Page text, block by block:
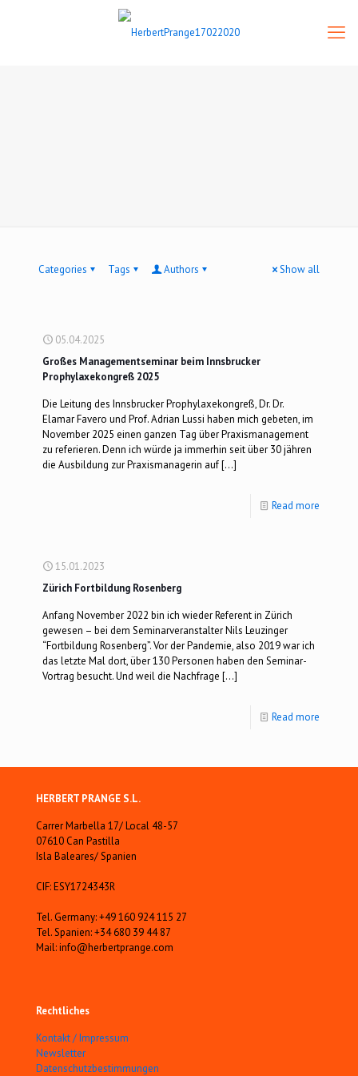
Categories Tags Authors Show all
05.04.2025
Großes Managementseminar beim Innsbrucker
Prophylaxekongreß 2025
Die Leitung des Innsbrucker Prophylaxekongreß, Dr. Dr.
Elamar Favero und Prof. Adrian Lussi haben mich gebeten, im
November 2025 einen ganzen Tag über Praxismanagement
zu referieren. Denn ich würde ja immerhin seit über 30 jähren
die Ausbildung zur Praxismanagerin auf[…]
Read more
15.01.2023
Zürich Fortbildung Rosenberg
Anfang November 2022 bin ich wieder Referent in Zürich
gewesen – bei dem Seminarveranstalter Nils Leuzinger
“Fortbildung Rosenberg”. Vor der Pandemie, also 2019 war ich
das letzte Mal dort, über 130 Personen haben den Seminar-
Vortrag besucht. Und weil die Nachfrage […]
Read more
HERBERT PRANGE S.L.
Carrer Marbella 17/ Local 48-57
07610 Can Pastilla
Isla Baleares/ Spanien
CIF: ESY1724343R
Tel. Germany: +49 160 924 115 27
Tel. Spanien: +34 680 39 44 87
Mail: info@herbertprange.com
Rechtliches
Kontakt / Impressum
Newsletter
Datenschutzbestimmungen